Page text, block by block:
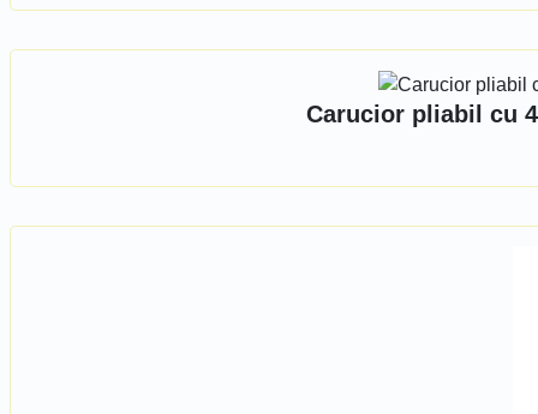
Carucior pliabil cu